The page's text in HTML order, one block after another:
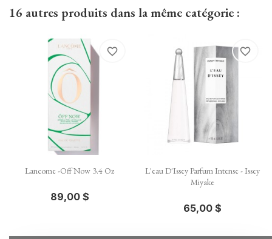
16 autres produits dans la même catégorie :
Lancome -Off Now 3.4 Oz
89,00 $
favorite_border
L'eau D'Issey Parfum Intense - Issey
Miyake
65,00 $
favorite_border